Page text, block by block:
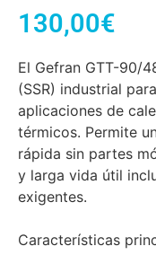
130,00€
El Gefran GTT-90/
(SSR) industrial
aplicaciones de
térmicos. Permite
rápida sin partes
y larga vida útil
exigentes.
Características